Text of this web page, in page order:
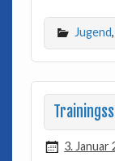
Jugend,
3. Januar